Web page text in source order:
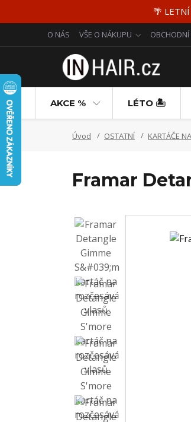
🌴
O NÁS VŠE O NÁKUPU
AKCE % LÉTO 🏝️
Úvod OSTATNÍ KARTÁČE
Framar